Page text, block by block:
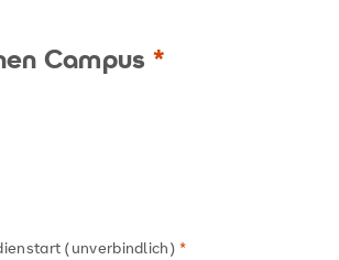
Campus
(unverbindlich)